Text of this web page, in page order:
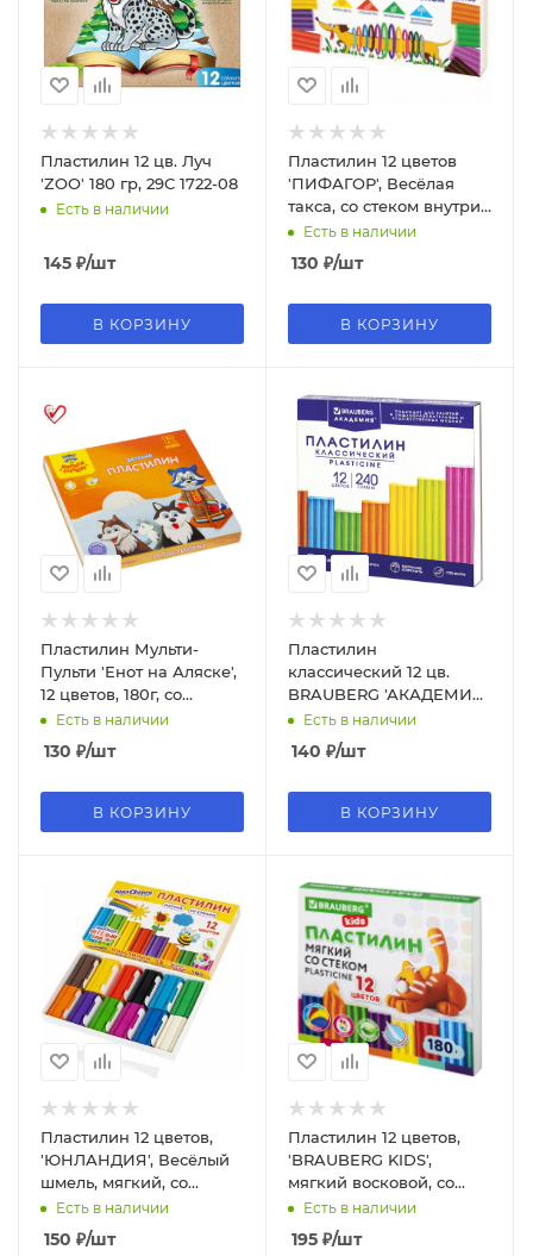
Пластилин 12 цв. Луч
'ZOO' 180 гр, 29С 1722-08
Есть в наличии
145 ₽/шт
В КОРЗИНУ
Пластилин 12 цветов
'ПИФАГОР', Весёлая
такса, со стеком внутри,
180 г, 106675
Есть в наличии
130 ₽/шт
В КОРЗИНУ
Пластилин Мульти-
Пульти 'Енот на Аляске',
12 цветов, 180г, со
стеком, ДП_10235
Есть в наличии
130 ₽/шт
В КОРЗИНУ
Пластилин
классический 12 цв.
BRAUBERG 'АКАДЕМИЯ
КЛАССИЧЕСКАЯ' , 240 г,
высшее качество, 106423
Есть в наличии
140 ₽/шт
В КОРЗИНУ
Пластилин 12 цветов,
'ЮНЛАНДИЯ', Весёлый
шмель, мягкий, со
стеком, 180 г, 106672
Есть в наличии
150 ₽/шт
Пластилин 12 цветов,
'BRAUBERG KIDS',
мягкий восковой, со
стеком, 106495
Есть в наличии
195 ₽/шт